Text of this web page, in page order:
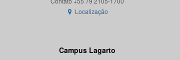
Localização
Campus Lagarto